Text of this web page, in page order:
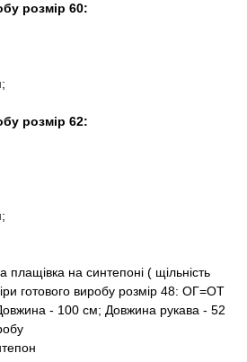
розмір 60:
розмір 62:
плащівка на синтепоні ( щільність
готового виробу розмір 48: ОГ=ОТ
- 100 см; Довжина рукава - 52